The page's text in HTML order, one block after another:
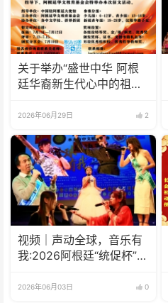
关于举办“盛世中华 阿根
廷华裔新生代心中的祖
2026年06月29日 2
视频｜声动全球，音乐有
我:2026阿根廷“统促杯”水
圆满落幕
2026年06月03日 0